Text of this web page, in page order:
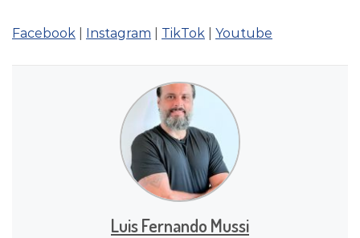
Facebook Instagram TikTok Youtube
Luis Fernando Mussi